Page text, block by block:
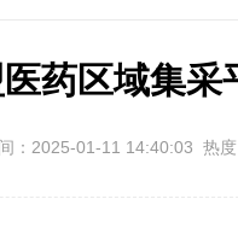
药区域集采
：2025-01-11 14:40:03 热